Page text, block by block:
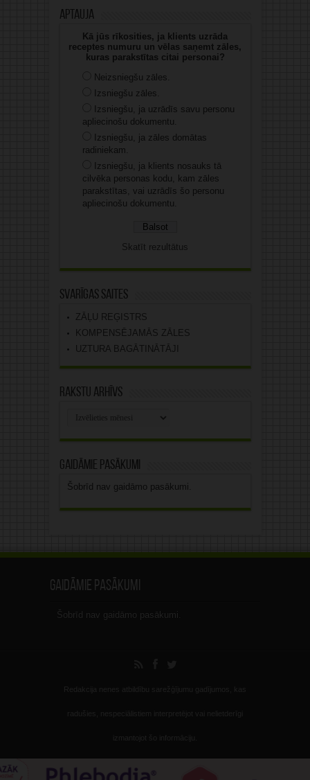
Aptauja
Kā jūs rīkosities, ja klients uzrāda
receptes numuru un vēlas saņemt zāles,
kuras parakstītas citai personai?
Neizsniegšu zāles.
Izsniegšu zāles.
Izsniegšu, ja uzrādīs savu personu
apliecinošu dokumentu.
Izsniegšu, ja zāles domātas
radiniekam.
Izsniegšu, ja klients nosauks tā
cilvēka personas kodu, kam zāles
parakstītas, vai uzrādīs šo personu
apliecinošu dokumentu.
Skatīt rezultātus
Svarīgas saites
ZĀĻU REĢISTRS
KOMPENSĒJAMĀS ZĀLES
UZTURA BAGĀTINĀTĀJI
Rakstu arhīvs
Gaidāmie pasākumi
Šobrīd nav gaidāmo pasākumi.
Gaidāmie pasākumi
Šobrīd nav gaidāmo pasākumi.
Redakcija nenes atbildību sarežģījumu gadījumos, kas